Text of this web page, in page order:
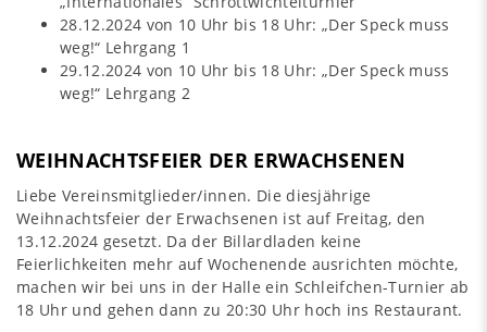
28.12.2024 von 10 Uhr bis 18 Uhr: „Der Speck muss
weg!“ Lehrgang 1
29.12.2024 von 10 Uhr bis 18 Uhr: „Der Speck muss
weg!“ Lehrgang 2
WEIHNACHTSFEIER DER ERWACHSENEN
Liebe Vereinsmitglieder/innen. Die diesjährige
Weihnachtsfeier der Erwachsenen ist auf Freitag, den
13.12.2024 gesetzt. Da der Billardladen keine
Feierlichkeiten mehr auf Wochenende ausrichten möchte,
machen wir bei uns in der Halle ein Schleifchen-Turnier ab
18 Uhr und gehen dann zu 20:30 Uhr hoch ins Restaurant.